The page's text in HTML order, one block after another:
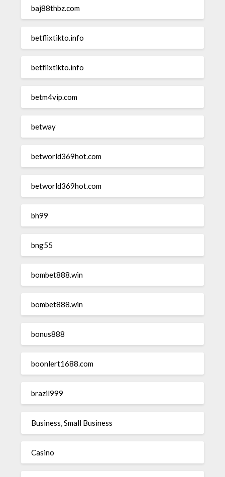
baj88thbz.com
betflixtikto.info
betflixtikto.info
betm4vip.com
betway
betworld369hot.com
betworld369hot.com
bh99
bng55
bombet888.win
bombet888.win
bonus888
boonlert1688.com
brazil999
Business, Small Business
Casino